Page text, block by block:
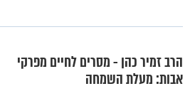
הרב זמיר כהן - מסרים לחיים מפרקי
אבות: מעלת השמחה